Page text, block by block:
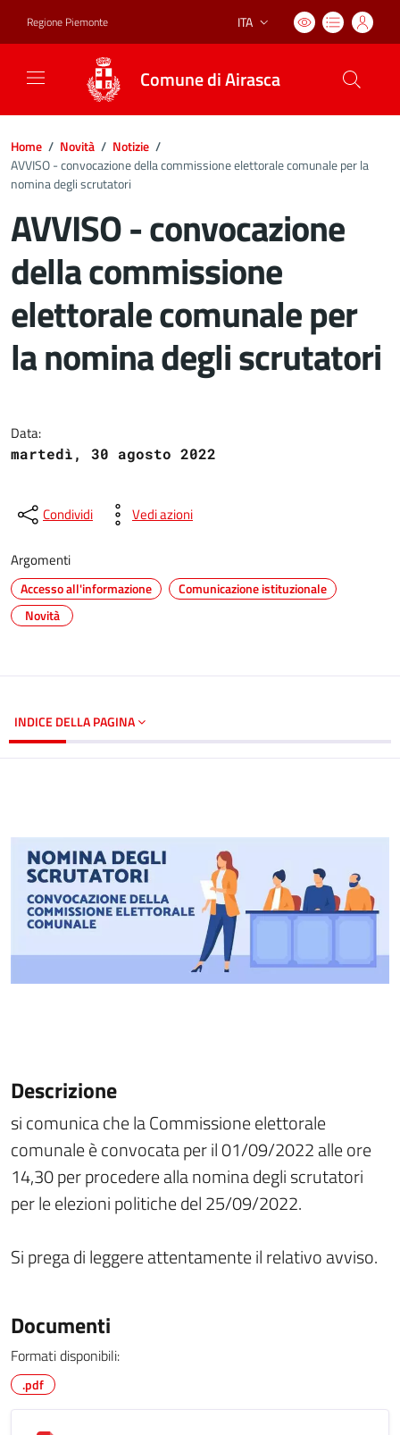
Regione Piemonte Lingua attiva:
ITA
Comune di Airasca
Home / Novità / Notizie /
AVVISO - convocazione della commissione elettorale comunale per la
nomina degli scrutatori
AVVISO - convocazione
della commissione
elettorale comunale per
la nomina degli scrutatori
Data:
martedì, 30 agosto 2022
Condividi Vedi azioni
Argomenti
Accesso all'informazione
Comunicazione istituzionale
Novità
INDICE DELLA PAGINA
Descrizione
si comunica che la Commissione elettorale
comunale è convocata per il 01/09/2022 alle ore
14,30 per procedere alla nomina degli scrutatori
per le elezioni politiche del 25/09/2022.
Si prega di leggere attentamente il relativo avviso.
Documenti
Formati disponibili:
.pdf